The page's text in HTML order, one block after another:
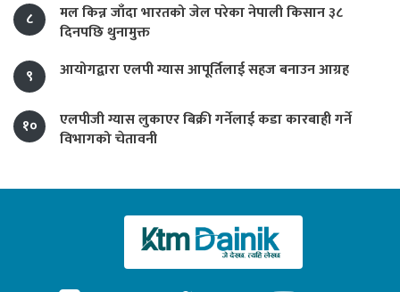
८
मल किन्न जाँदा भारतको जेल परेका नेपाली किसान ३८
दिनपछि थुनामुक्त
९
आयोगद्वारा एलपी ग्यास आपूर्तिलाई सहज बनाउन आग्रह
१०
एलपीजी ग्यास लुकाएर बिक्री गर्नेलाई कडा कारबाही गर्ने
विभागको चेतावनी